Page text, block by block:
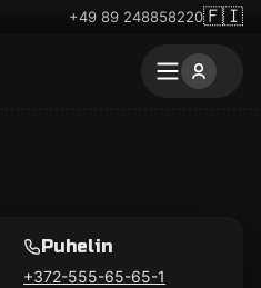
+49 89 248858220🇫🇮
Puhelin
+372-555-65-65-1